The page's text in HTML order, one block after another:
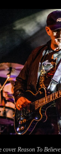
cover Reason To Believe